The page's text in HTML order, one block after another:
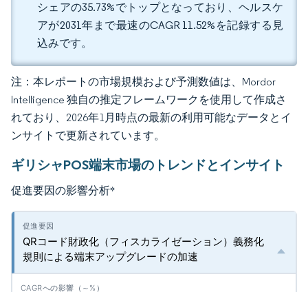
シェアの35.73%でトップとなっており、ヘルスケ
アが2031年まで最速のCAGR 11.52%を記録する見
込みです。
注：本レポートの市場規模および予測数値は、Mordor
Intelligence 独自の推定フレームワークを使用して作成さ
れており、2026年1月時点の最新の利用可能なデータとイ
ンサイトで更新されています。
ギリシャPOS端末市場のトレンドとインサイト
促進要因の影響分析*
QRコード財政化（フィスカライゼーション）義務化
規則による端末アップグレードの加速